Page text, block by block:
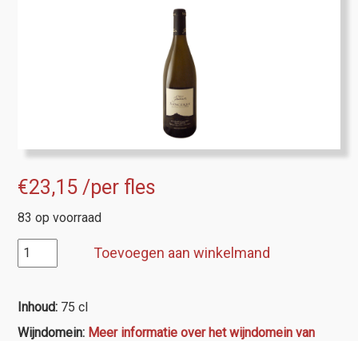
€23,15 /per fles
83 op voorraad
Sancerre
Domaine
Jouan
aantal
Toevoegen aan winkelmand
Inhoud: 75 cl
Wijndomein: Meer informatie over het wijndomein van